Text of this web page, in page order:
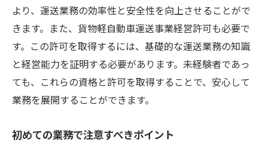
地元企業との関係構築
地域イベントでの配送ニーズ
安心してスタート！未経験者のための軽貨物配
送ガイド
初めての荷物運搬のコツ
事故を未然に防ぐための安全対策
プロが教える荷物の扱い方
より、運送業務の効率性と安全性を向上させることがで
きます。また、貨物軽自動車運送事業経営許可も必要で
す。この許可を取得するには、基礎的な運送業務の知識
と経営能力を証明する必要があります。未経験者であっ
ても、これらの資格と許可を取得することで、安心して
業務を展開することができます。
初めての業務で注意すべきポイント